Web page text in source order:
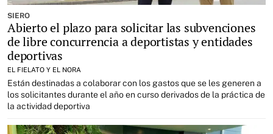
SIERO
Abierto el plazo para solicitar las subvenciones
de libre concurrencia a deportistas y entidades
deportivas
EL FIELATO Y EL NORA
Están destinadas a colaborar con los gastos que se les generen a
los solicitantes durante el año en curso derivados de la práctica de
la actividad deportiva